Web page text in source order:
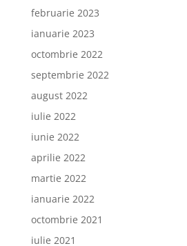
februarie 2023
ianuarie 2023
octombrie 2022
septembrie 2022
august 2022
iulie 2022
iunie 2022
aprilie 2022
martie 2022
ianuarie 2022
octombrie 2021
iulie 2021